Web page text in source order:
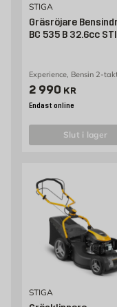
STIGA
Gräsröjare
BC 535 B 32.6cc
Experience, Bensin 2-
Pris 2990 kr
2 990 KR
Endast online
slut i lager
STIGA